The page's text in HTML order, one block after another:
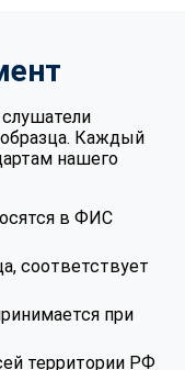
Каждый
нашего
в ФИС
соответствует
при
территории РФ